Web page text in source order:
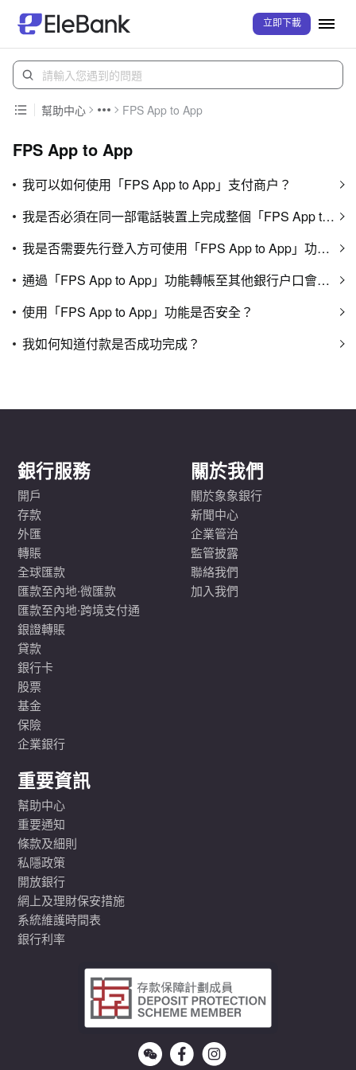
立即下載
幫助中心 FPS App to App
FPS App to App
我可以如何使用「FPS App to App」支付商户？
我是否必須在同一部電話裝置上完成整個「FPS App to App」的支付流程？
我是否需要先行登入方可使用「FPS App to App」功能？
通過「FPS App to App」功能轉帳至其他銀行户口會否收取手續費？
使用「FPS App to App」功能是否安全？
我如何知道付款是否成功完成？
銀行服務
開戶
存款
外匯
轉賬
全球匯款
匯款至內地·微匯款
匯款至內地·跨境支付通
銀證轉賬
貸款
銀行卡
股票
基金
保險
企業銀行
關於我們
關於象象銀行
新聞中心
企業管治
監管披露
聯絡我們
加入我們
重要資訊
幫助中心
重要通知
條款及細則
私隱政策
開放銀行
網上及理財保安措施
系統維護時間表
銀行利率